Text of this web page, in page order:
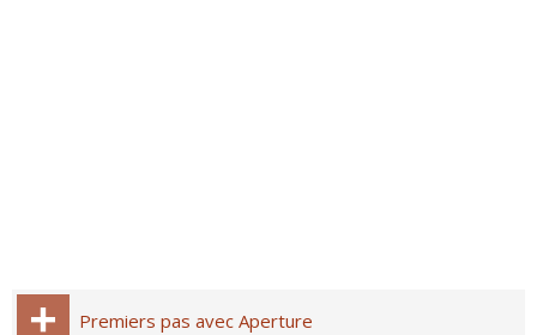
Premiers pas avec Aperture